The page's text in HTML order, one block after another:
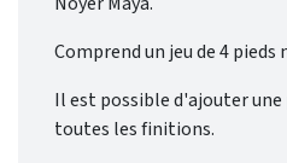
Comprend un jeu de 4 pieds
Il est possible d'ajouter
toutes les finitions.